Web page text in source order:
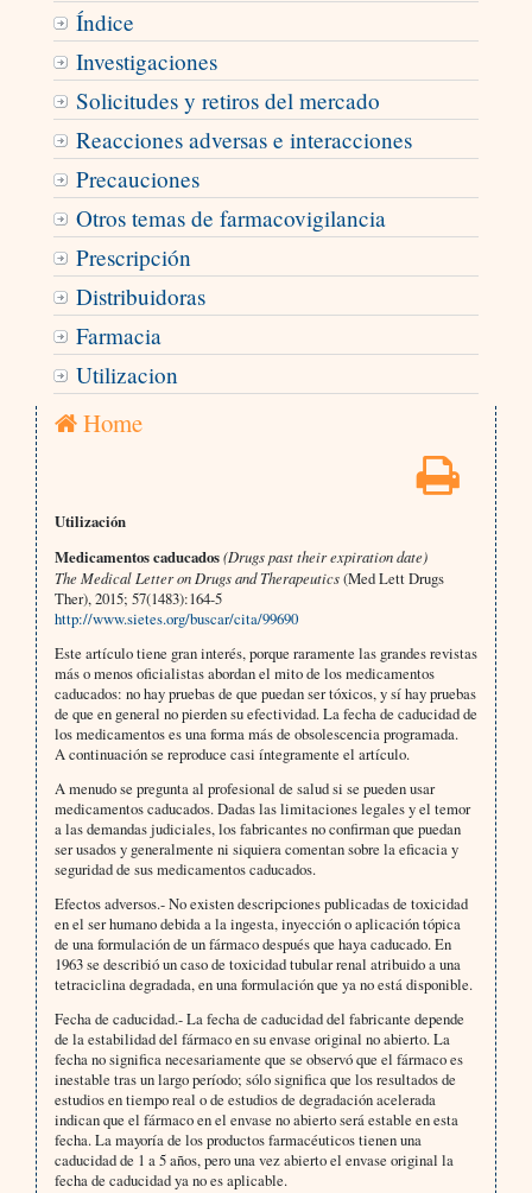
Índice
Investigaciones
Solicitudes y retiros del mercado
Reacciones adversas e interacciones
Precauciones
Otros temas de farmacovigilancia
Prescripción
Distribuidoras
Farmacia
Utilizacion
Home
Utilización
Medicamentos caducados(Drugs past their expiration date)
The Medical Letter on Drugs and Therapeutics(Med Lett Drugs
Ther), 2015; 57(1483):164-5
http://www.sietes.org/buscar/cita/99690
Este artículo tiene gran interés, porque raramente las grandes revistas
más o menos oficialistas abordan el mito de los medicamentos
caducados: no hay pruebas de que puedan ser tóxicos, y sí hay pruebas
de que en general no pierden su efectividad. La fecha de caducidad de
los medicamentos es una forma más de obsolescencia programada.
A continuación se reproduce casi íntegramente el artículo.
A menudo se pregunta al profesional de salud si se pueden usar
medicamentos caducados. Dadas las limitaciones legales y el temor
a las demandas judiciales, los fabricantes no confirman que puedan
ser usados y generalmente ni siquiera comentan sobre la eficacia y
seguridad de sus medicamentos caducados.
Efectos adversos.- No existen descripciones publicadas de toxicidad
en el ser humano debida a la ingesta, inyección o aplicación tópica
de una formulación de un fármaco después que haya caducado. En
1963 se describió un caso de toxicidad tubular renal atribuido a una
tetraciclina degradada, en una formulación que ya no está disponible.
Fecha de caducidad.- La fecha de caducidad del fabricante depende
de la estabilidad del fármaco en su envase original no abierto. La
fecha no significa necesariamente que se observó que el fármaco es
inestable tras un largo período; sólo significa que los resultados de
estudios en tiempo real o de estudios de degradación acelerada
indican que el fármaco en el envase no abierto será estable en esta
fecha. La mayoría de los productos farmacéuticos tienen una
caducidad de 1 a 5 años, pero una vez abierto el envase original la
fecha de caducidad ya no es aplicable.